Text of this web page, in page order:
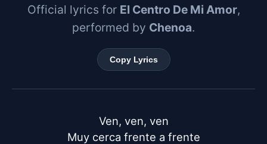
Official lyrics for El Centro De Mi Amor,
performed by Chenoa.
Copy Lyrics
Ven, ven, ven
Muy cerca frente a frente